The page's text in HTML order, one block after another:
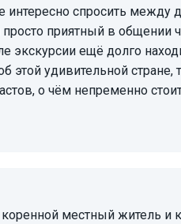
спросить между
приятный в общении
экскурсии ещё долго
этой удивительной стране,
о чём непременно